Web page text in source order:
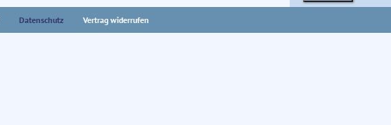
Datenschutz Vertrag widerrufen